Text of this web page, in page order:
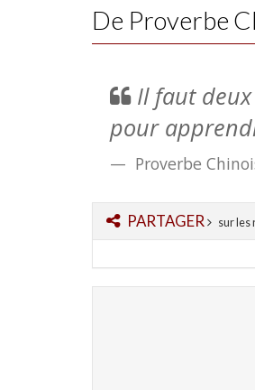
De Proverbe
Il faut deux
pour
Proverbe
PARTAGER sur les